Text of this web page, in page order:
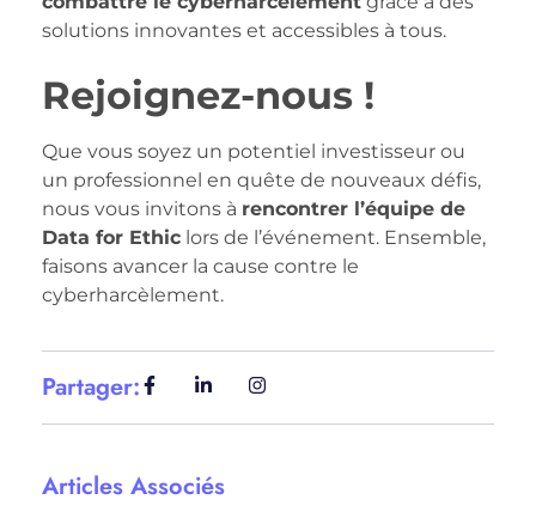
solutions innovantes et accessibles à tous.
Rejoignez-nous !
Que vous soyez un potentiel investisseur ou
un professionnel en quête de nouveaux défis,
nous vous invitons à rencontrer l’équipe de
Data for Ethic lors de l’événement. Ensemble,
faisons avancer la cause contre le
cyberharcèlement.
Partager:
Articles Associés